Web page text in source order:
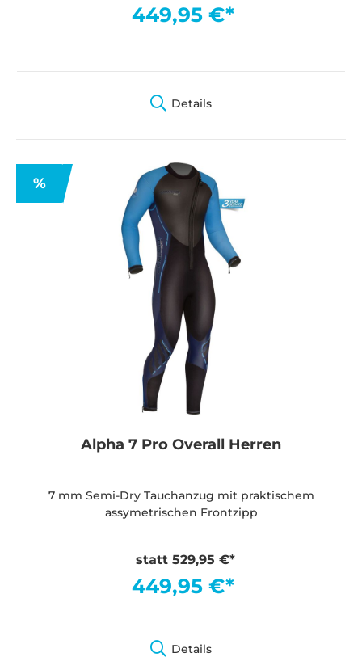
449,95 €*
Details
%
Alpha 7 Pro Overall Herren
7 mm Semi-Dry Tauchanzug mit praktischem
assymetrischen Frontzipp
statt 529,95 €*
449,95 €*
Details